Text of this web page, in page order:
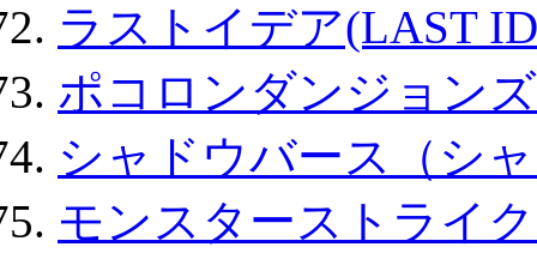
ラストイデア(LAST
ポコロンダンジョン
シャドウバース（シ
モンスターストライ